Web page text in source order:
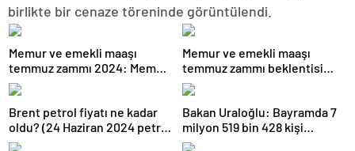
birlikte bir cenaze töreninde görüntülendi.
Memur ve emekli maaşı
temmuz zammı 2024: Memur
ve emekli (SSK-Bağkur) maaş
zammı ne kadar olacak?
Memur ve emekli maaşı
temmuz zammı beklentisi
2024: Memur ve emekli maaşı
temmuz zammı ne kadar
olacak? Emekliye refah payı
verilecek mi?
Brent petrol fiyatı ne kadar
oldu? (24 Haziran 2024 petrol
fiyatları)
Bakan Uraloğlu: Bayramda 7
milyon 519 bin 428 kişi
demiryollarını kullandı